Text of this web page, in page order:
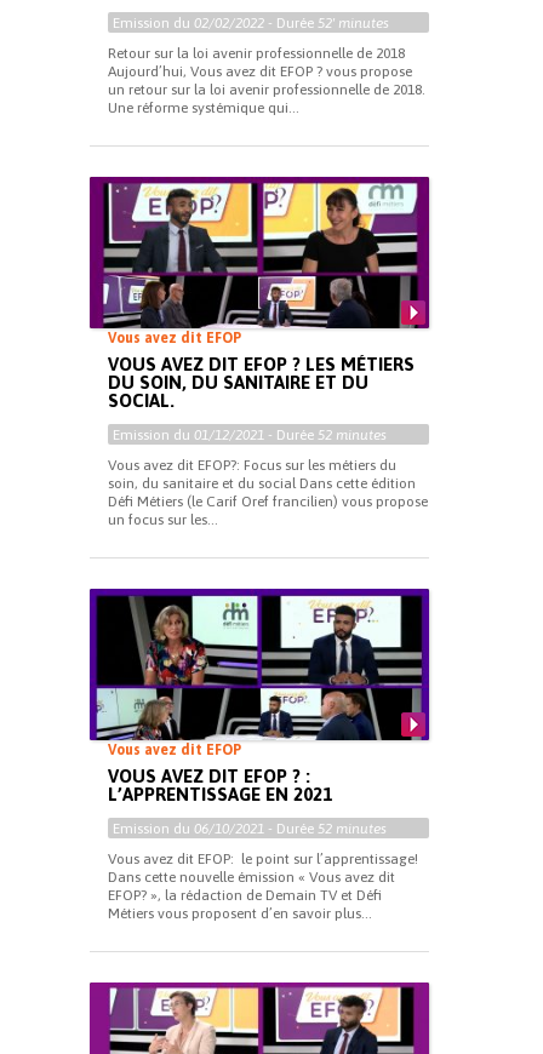
Emission du 02/02/2022 - Durée 52' minutes
Retour sur la loi avenir professionnelle de 2018
Aujourd’hui, Vous avez dit EFOP ? vous propose
un retour sur la loi avenir professionnelle de 2018.
Une réforme systémique qui...
Vous avez dit EFOP
VOUS AVEZ DIT EFOP ? LES MÉTIERS
DU SOIN, DU SANITAIRE ET DU
SOCIAL.
Emission du 01/12/2021 - Durée 52 minutes
Vous avez dit EFOP?: Focus sur les métiers du
soin, du sanitaire et du social Dans cette édition
Défi Métiers (le Carif Oref francilien) vous propose
un focus sur les...
Vous avez dit EFOP
VOUS AVEZ DIT EFOP ? :
L’APPRENTISSAGE EN 2021
Emission du 06/10/2021 - Durée 52 minutes
Vous avez dit EFOP: le point sur l’apprentissage!
Dans cette nouvelle émission « Vous avez dit
EFOP? », la rédaction de Demain TV et Défi
Métiers vous proposent d’en savoir plus...